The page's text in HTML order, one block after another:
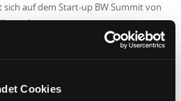
Cookies
sich auf dem Start-up BW Summit von
Innovationen inspirieren.